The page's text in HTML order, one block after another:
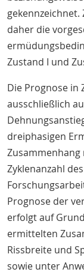
daher die
Zustand I und
Die Prognose in
ausschließlich
dreiphasigen
Zyklenanzahl
Prognose der
erfolgt auf
ermittelten
Rissbreite und
sowie unter